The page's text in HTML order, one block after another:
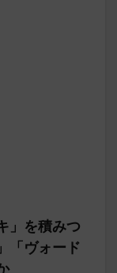
」を積みつ
「ヴォード